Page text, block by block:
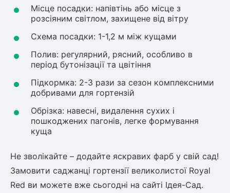
Місце посадки: напівтінь або місце з
розсіяним світлом, захищене від вітру
Схема посадки: 1-1,2 м між кущами
Полив: регулярний, рясний, особливо в
період бутонізації та цвітіння
Підкормка: 2-3 рази за сезон комплексними
добривами для гортензій
Обрізка: навесні, видалення сухих і
пошкоджених пагонів, легке формування
куща
Не зволікайте – додайте яскравих фарб у свій сад!
Замовити саджанці гортензії великолистої Royal
Red ви можете вже сьогодні на сайті Ідея-Сад.